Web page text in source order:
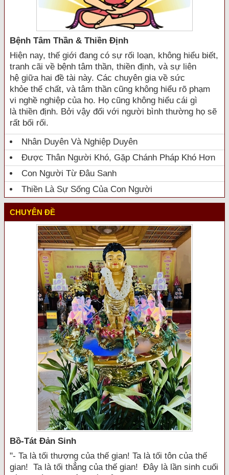
Bệnh Tâm Thần & Thiền Định
Hiện nay, thế giới đang có sự rối loạn, không hiểu biết,
tranh cãi về bệnh tâm thần, thiền định, và sự liên
hệ giữa hai đề tài này. Các chuyên gia về sức
khỏe thể chất, và tâm thần cũng không hiểu rõ phạm
vi nghề nghiệp của họ. Họ cũng không hiểu cái gì
là thiền định. Bởi vậy đối với người bình thường họ sẽ
rất bối rối.
Nhân Duyên Và Nghiệp Duyên
Được Thân Người Khó, Gặp Chánh Pháp Khó Hơn
Con Người Từ Đâu Sanh
Thiền Là Sự Sống Của Con Người
CHUYÊN ĐỀ
Bồ-Tát Đản Sinh
"- Ta là tối thượng của thế gian! Ta là tối tôn của thế
gian! Ta là tối thẳng của thế gian! Đây là lần sinh cuối